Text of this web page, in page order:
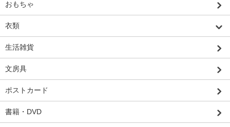
おもちゃ
衣類
生活雑貨
文房具
ポストカード
書籍・DVD